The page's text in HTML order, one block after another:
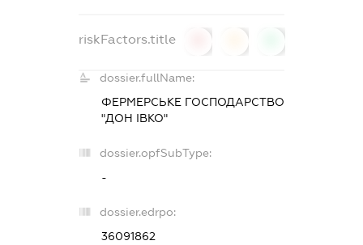
riskFactors.title
dossier.fullName:
ФЕРМЕРСЬКЕ ГОСПОДАРСТВО
"ДОН ІВКО"
dossier.opfSubType:
-
dossier.edrpo:
36091862